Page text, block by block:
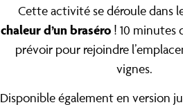
Cette activité se déroule dans
chaleur d’un braséro! 10 minutes
prévoir pour rejoindre
vignes.
Disponible également en version